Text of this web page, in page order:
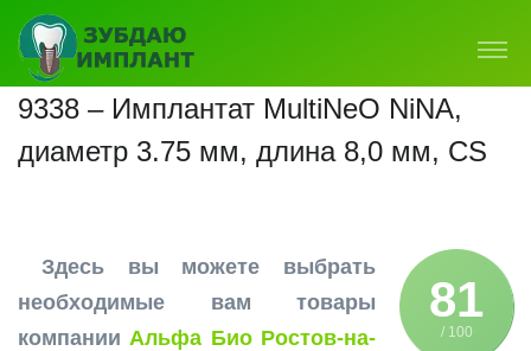
9338 – Имплантат MultiNeO NiNA,
диаметр 3.75 мм, длина 8,0 мм, CS
81
/ 100
Здесь вы можете выбрать
необходимые вам товары
компанииАльфа Био Ростов-на-